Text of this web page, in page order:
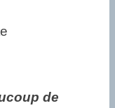
de